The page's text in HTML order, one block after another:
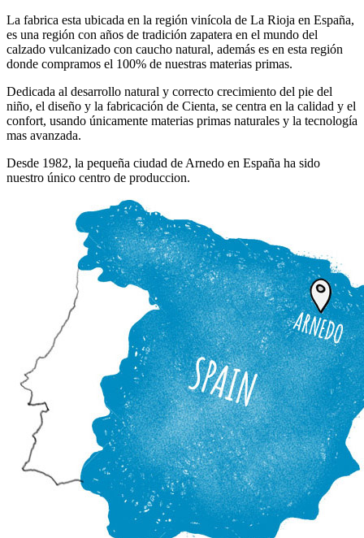
La fabrica esta ubicada en la región vinícola de La Rioja en España,
es una región con años de tradición zapatera en el mundo del
calzado vulcanizado con caucho natural, además es en esta región
donde compramos el 100% de nuestras materias primas.
Dedicada al desarrollo natural y correcto crecimiento del pie del
niño, el diseño y la fabricación de Cienta, se centra en la calidad y el
confort, usando únicamente materias primas naturales y la tecnología
mas avanzada.
Desde 1982, la pequeña ciudad de Arnedo en España ha sido
nuestro único centro de produccion.